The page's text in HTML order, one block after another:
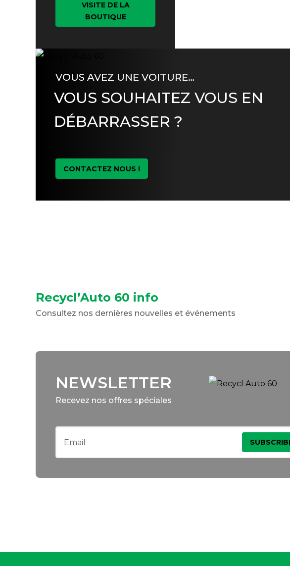
VISITE DE LA
BOUTIQUE
VOUS AVEZ UNE VOITURE…
VOUS SOUHAITEZ VOUS EN
DÉBARRASSER ?
CONTACTEZ NOUS !
Recycl’Auto 60 info
Consultez nos dernières nouvelles et événements
NEWSLETTER
Recevez nos offres spéciales